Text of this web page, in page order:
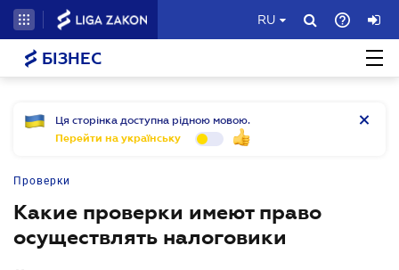
RU
БІЗНЕС
Ця сторінка доступна рідною мовою.
Перейти на українську
Проверки
Какие проверки имеют право
осуществлять налоговики